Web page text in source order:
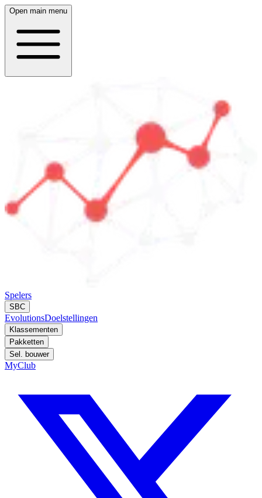
Open main menu
Spelers
SBC
EvolutionsDoelstellingen
Klassementen
Pakketten
Sel. bouwer
MyClub